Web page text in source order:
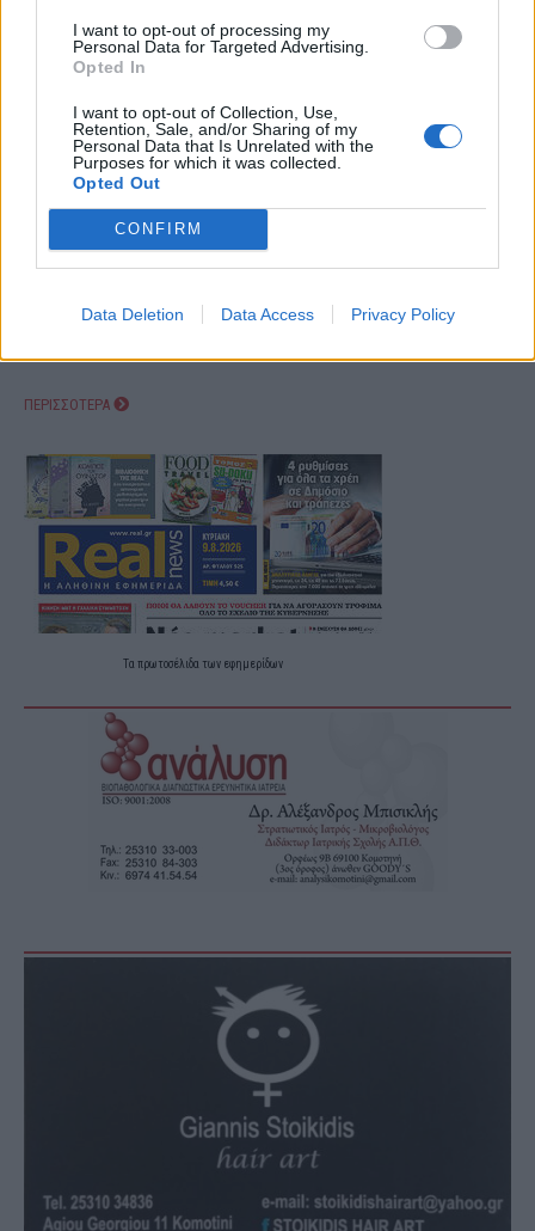
I want to opt-out of processing my
Personal Data for Targeted Advertising.
Opted In
I want to opt-out of Collection, Use,
Retention, Sale, and/or Sharing of my
Personal Data that Is Unrelated with the
Purposes for which it was collected.
Opted Out
CONFIRM
Data Deletion Data Access Privacy Policy
ΠΕΡΙΣΣΟΤΕΡΑ
Τα πρωτοσέλιδα των εφημερίδων